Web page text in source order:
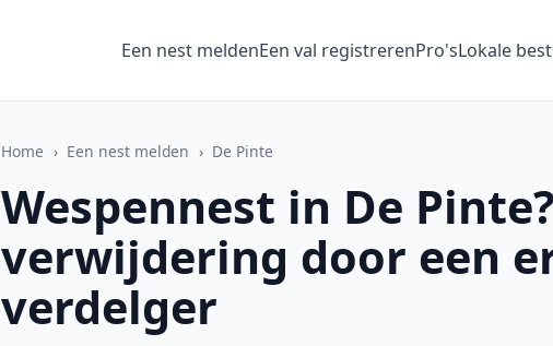
Een nest meldenEen val registrerenPro'sLokale
Home › Een nest melden › De Pinte
Wespennest in De
verwijdering door een
verdelger